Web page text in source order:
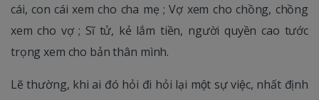
cái, con cái xem cho cha mẹ ; Vợ xem cho chồng, chồng
xem cho vợ ; Sĩ tử, kẻ lắm tiền, người quyền cao tước
trọng xem cho bản thân mình.
Lẽ thường, khi ai đó hỏi đi hỏi lại một sự việc, nhất định